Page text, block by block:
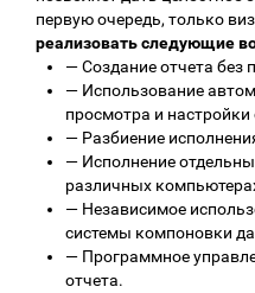
первую очередь, только
реализовать следующие
—Создание отчета без
— Использование
просмотра и настройки
— Разбиение
— Исполнение
различных
— Независимое
системы компоновки
— Программное
отчета.